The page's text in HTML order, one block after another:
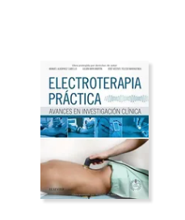
50%
dcto.
$ 64.67
$ 32.33